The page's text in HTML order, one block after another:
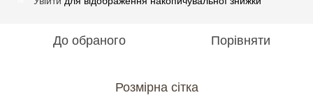
До обраного Порівняти
Розмірна сітка